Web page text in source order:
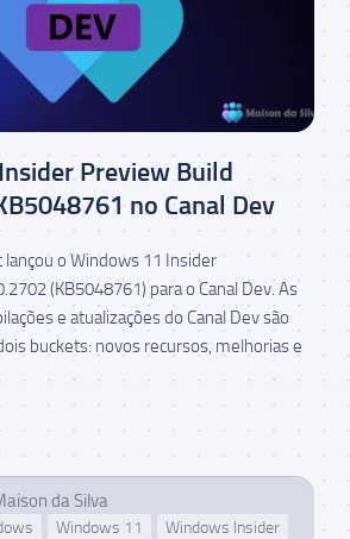
Preview Build
no Canal Dev
lançou o Windows 11 Insider
(KB5048761) para o Canal Dev. As
e atualizações do Canal Dev são
buckets: novos recursos, melhorias e
da Silva
Windows 11 Windows Insider